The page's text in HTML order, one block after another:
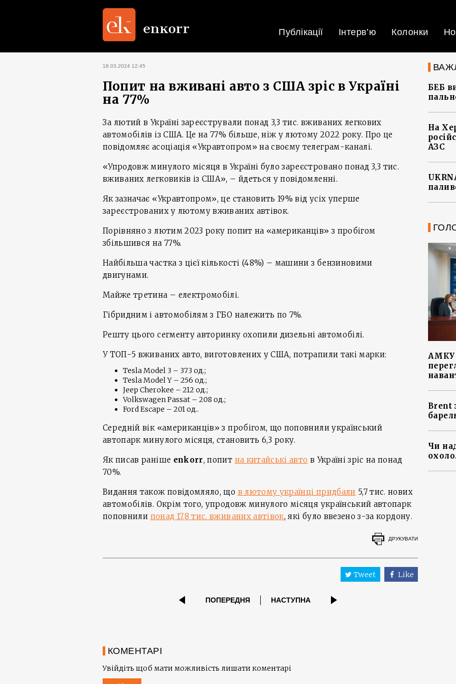
Публікації Інтерв’ю Колонки
18.03.2024 12:45
Попит на вживані авто з США зріс в Україні
на 77%
За лютий в Україні зареєстрували понад 3,3 тис. вживаних легкових
автомобілів із США. Це на 77% більше, ніж у лютому 2022 року. Про це
повідомляє асоціація «Укравтопром» на своєму телеграм-каналі.
«Упродовж минулого місяця в Україні було зареєстровано понад 3,3 тис.
вживаних легковиків із США», – йдеться у повідомленні.
Як зазначає «Укравтопром», це становить 19% від усіх уперше
зареєстрованих у лютому вживаних автівок.
Порівняно з лютим 2023 року попит на «американців» з пробігом
збільшився на 77%.
Найбільша частка з цієї кількості (48%) – машини з бензиновими
двигунами.
Майже третина – електромобілі.
Гібридним і автомобілям з ГБО належить по 7%.
Решту цього сегменту авторинку охопили дизельні автомобілі.
У ТОП-5 вживаних авто, виготовлених у США, потрапили такі марки:
Tesla Model 3 – 373 од.;
Tesla Model Y – 256 од.;
Jeep Cherokee – 212 од.;
Volkswagen Passat – 208 од.;
Ford Escape – 201 од..
Середній вік «американців» з пробігом, що поповнили український
автопарк минулого місяця, становить 6,3 року.
Як писав раніше enkorr, попит на китайські авто в Україні зріс на понад
70%.
Видання також повідомляло, що в лютому українці придбали 5,7 тис. нових
автомобілів. Окрім того, упродовж минулого місяця український автопарк
поповнили понад 17,8 тис. вживаних автівок, які було ввезено з-за кордону.
ДРУКУВАТИ
Tweet Like
ПОПЕРЕДНЯ НАСТУПНА
КОМЕНТАРІ
Увійдіть щоб мати можливість лишати коментарі
БЕБ
На
АЗС
АМКУ
Brent
Чи